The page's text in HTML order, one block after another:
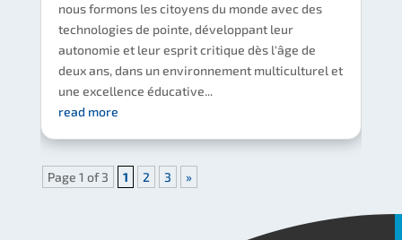
nous formons les citoyens du monde avec des
technologies de pointe, développant leur
autonomie et leur esprit critique dès l'âge de
deux ans, dans un environnement multiculturel et
une excellence éducative...
read more
Page 1 of 3 1 2 3 »